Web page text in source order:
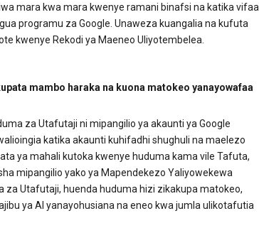
mara kwa mara kwenye ramani binafsi na katika vifaa
programu za Google. Unaweza kuangalia na kufuta
kwenye Rekodi ya Maeneo Uliyotembelea.
mambo haraka na kuona matokeo yanayowafaa
za Utafutaji ni mipangilio ya akaunti ya Google
katika akaunti kuhifadhi shughuli na maelezo
ya mahali kutoka kwenye huduma kama vile Tafuta,
mipangilio yako ya Mapendekezo Yaliyowekewa
za Utafutaji, huenda huduma hizi zikakupa matokeo,
ya AI yanayohusiana na eneo kwa jumla ulikotafutia